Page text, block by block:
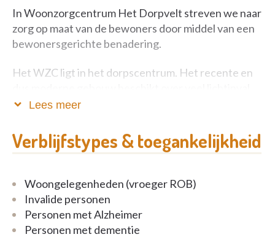
In Woonzorgcentrum Het Dorpvelt streven we naar
zorg op maat van de bewoners door middel van een
bewonersgerichte benadering.
Het WZC ligt in het dorpscentrum. Het recente en
een ruime cafetaria en een groene omgeving met
dichtbij.
snel thuis zult voelen. Ieder individu staat hier
centraal en wordt gerespecteerd zoals hij is. Zorg,
plezier en vertrouwen staan dan ook in nauw
verband met elkaar.
Lees meer
Verblijfstypes & toegankelijkheid
Woongelegenheden (vroeger ROB)
Invalide personen
Personen met Alzheimer
Personen met dementie